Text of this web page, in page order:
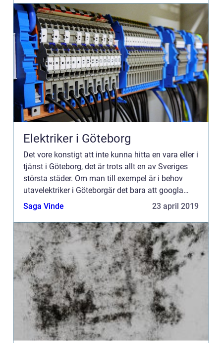
Elektriker i Göteborg
Det vore konstigt att inte kunna hitta en vara eller i
tjänst i Göteborg, det är trots allt en av Sveriges
största städer. Om man till exempel är i behov
utavelektriker i Göteborgär det bara att googla
friskt p...
Saga Vinde 23 april 2019